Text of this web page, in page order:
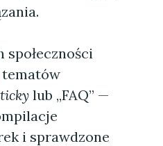
społeczności
tematów
lub „FAQ” —
i sprawdzone